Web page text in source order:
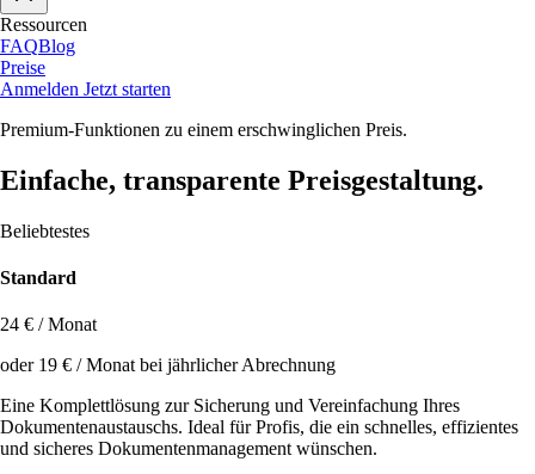
Ressourcen
FAQBlog
Preise
Anmelden Jetzt starten
Premium-Funktionen zu einem erschwinglichen Preis.
Einfache, transparente Preisgestaltung.
Beliebtestes
Standard
24 € / Monat
oder 19 € / Monat bei jährlicher Abrechnung
Eine Komplettlösung zur Sicherung und Vereinfachung Ihres
Dokumentenaustauschs. Ideal für Profis, die ein schnelles, effizientes
und sicheres Dokumentenmanagement wünschen.